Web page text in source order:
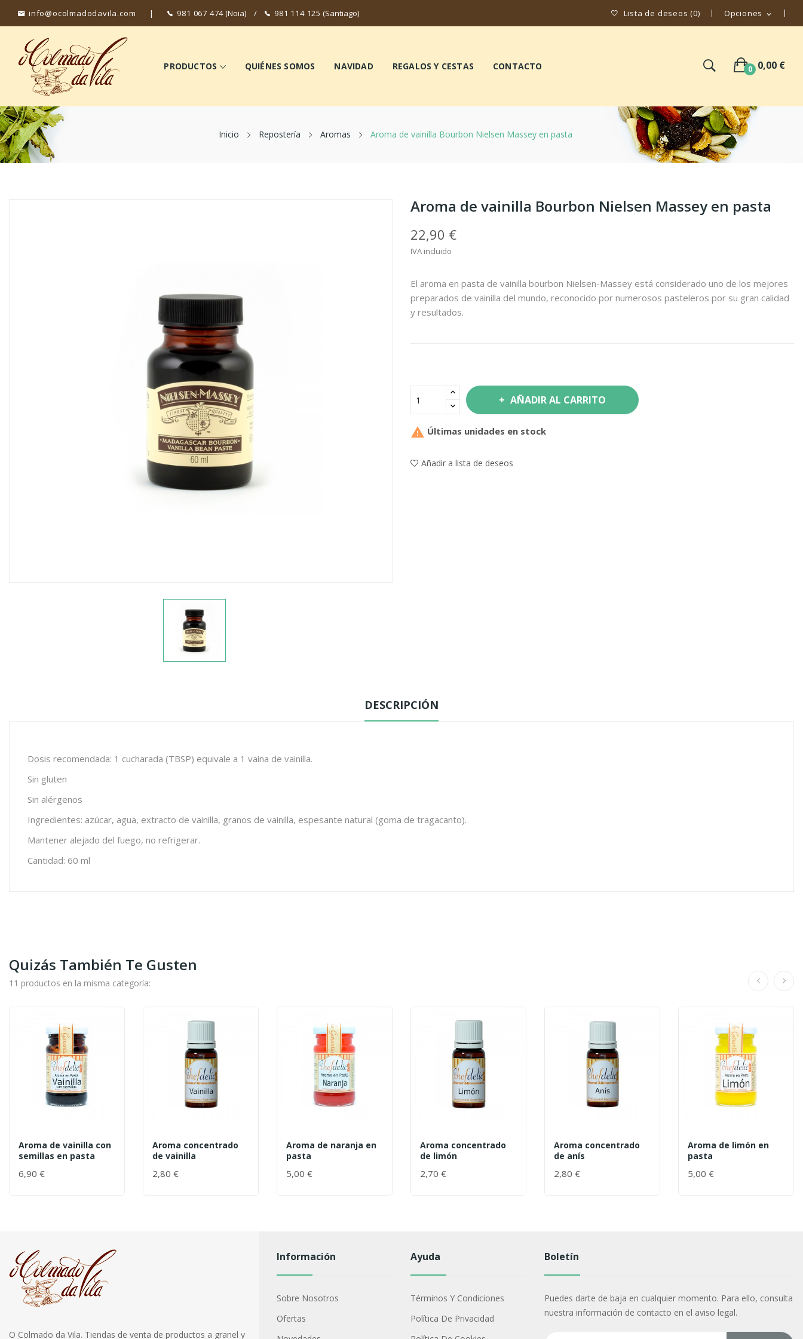
Opciones expand_more
Lista de deseos (0)
info@ocolmadodavila.com | 981 067 474(Noia) / 981 114 125 (Santiago)
PRODUCTOS QUIÉNES SOMOS NAVIDAD REGALOS Y CESTAS CONTACTO 0 0,00 €
Inicio Repostería Aromas Aroma de vainilla Bourbon Nielsen Massey en pasta
Aroma de vainilla Bourbon Nielsen Massey en pasta
22,90 €
IVA incluido
El aroma en pasta de vainilla bourbon Nielsen-Massey está considerado uno de los mejores
preparados de vainilla del mundo, reconocido por numerosos pasteleros por su gran calidad
y resultados.
AÑADIR AL CARRITO
 Últimas unidades en stock
Añadir a lista de deseos
DESCRIPCIÓN
Dosis recomendada: 1 cucharada (TBSP) equivale a 1 vaina de vainilla.
Sin gluten
Sin alérgenos
Ingredientes: azúcar, agua, extracto de vainilla, granos de vainilla, espesante natural (goma de tragacanto).
Mantener alejado del fuego, no refrigerar.
Cantidad: 60 ml
Quizás También Te Gusten
11 productos en la misma categoría:
Aroma de vainilla con
semillas en pasta
6,90 €
Aroma concentrado
de vainilla
2,80 €
Aroma de naranja en
pasta
5,00 €
Aroma concentrado
de limón
2,70 €
Aroma concentrado
de anís
2,80 €
Aroma de limón en
pasta
5,00 €
O Colmado da Vila. Tiendas de venta de productos a granel y
Información
Sobre Nosotros
Ofertas
Ayuda
Términos Y Condiciones
Política De Privacidad
Boletín
Puedes darte de baja en cualquier momento. Para ello, consulta
nuestra información de contacto en el aviso legal.